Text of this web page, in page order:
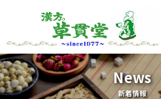
News
新着情報